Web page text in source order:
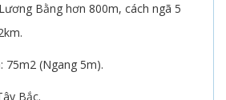
Bằng hơn 800m, cách ngã 5
75m2 (Ngang 5m).
Bắc.